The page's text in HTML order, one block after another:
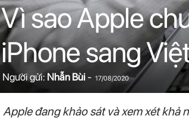
c
m
Vì sao Apple
iPhone sang
Người gửi: Nhẫn Bùi- 17/08/2020
Apple đang khảo sát và xem xét khả